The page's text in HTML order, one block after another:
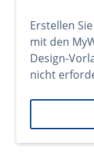
Erstellen
mit den
Design-
nicht